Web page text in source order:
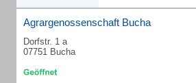
Agrargenossenschaft Bucha
Dorfstr. 1 a
07751 Bucha